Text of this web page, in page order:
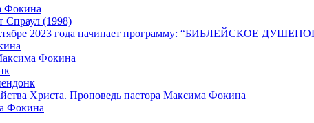
Фокина
(1998)
октябре 2023 года начинает программу: “БИБЛЕЙСКОЕ
Фокина
Христа. Проповедь пастора Максима Фокина
Фокина